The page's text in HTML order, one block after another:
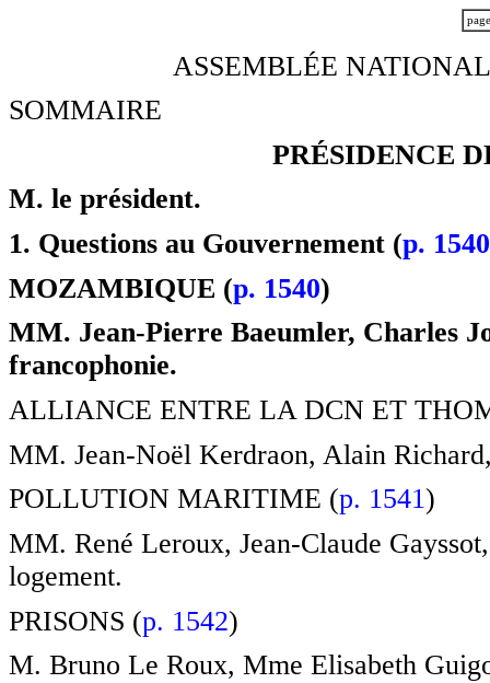
ASSEMBLÉE
SOMMAIRE
PRÉSIDENCE
M. le président.
1. Questions au Gouvernement (p. 1540
MOZAMBIQUE (p. 1540)
MM. Jean-Pierre Baeumler, Charles
francophonie.
ALLIANCE ENTRE LA DCN ET
MM. Jean-Noël Kerdraon, Alain
POLLUTION MARITIME (p. 1541)
MM. René Leroux, Jean-Claude
logement.
PRISONS (p. 1542)
M. Bruno Le Roux, Mme Elisabeth